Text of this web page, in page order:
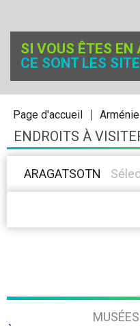
SI VOUS ÊTES EN
CE SONT LES
Page d'accueil Arménie
ENDROITS À
ARAGATSOTN